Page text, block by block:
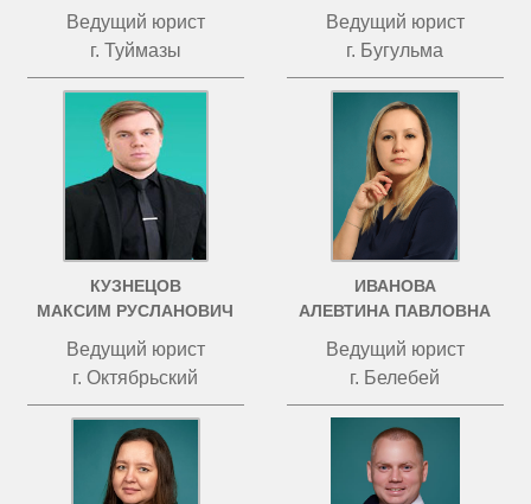
Ведущий юрист
г. Туймазы
Ведущий юрист
г. Бугульма
КУЗНЕЦОВ
МАКСИМ РУСЛАНОВИЧ
Ведущий юрист
г. Октябрьский
ИВАНОВА
АЛЕВТИНА ПАВЛОВНА
Ведущий юрист
г. Белебей